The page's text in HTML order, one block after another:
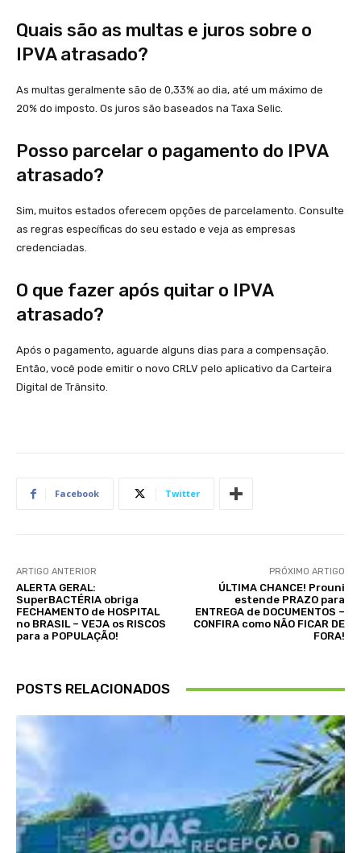
Quais são as multas e juros sobre o
IPVA atrasado?
As multas geralmente são de 0,33% ao dia, até um máximo de
20% do imposto. Os juros são baseados na Taxa Selic.
Posso parcelar o pagamento do IPVA
atrasado?
Sim, muitos estados oferecem opções de parcelamento. Consulte
as regras específicas do seu estado e veja as empresas
credenciadas.
O que fazer após quitar o IPVA
atrasado?
Após o pagamento, aguarde alguns dias para a compensação.
Então, você pode emitir o novo CRLV pelo aplicativo da Carteira
Digital de Trânsito.
Facebook Twitter
ARTIGO ANTERIOR
ALERTA GERAL:
SuperBACTÉRIA obriga
FECHAMENTO de HOSPITAL
no BRASIL – VEJA os RISCOS
para a POPULAÇÃO!
PRÓXIMO ARTIGO
ÚLTIMA CHANCE! Prouni
estende PRAZO para
ENTREGA de DOCUMENTOS –
CONFIRA como NÃO FICAR DE
FORA!
POSTS RELACIONADOS